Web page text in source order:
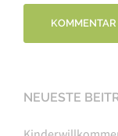
NEUESTE